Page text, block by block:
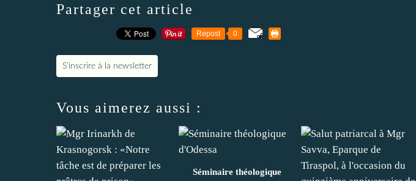
Partager cet article
Repost 0
S'inscrire à la newsletter
Vous aimerez aussi :
Séminaire théologique